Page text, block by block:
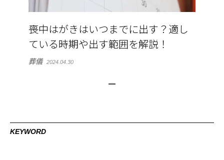
喪中はがきはいつまでに出す？適し
ている時期や出す範囲を解説！
葬儀 2024.04.30
KEYWORD